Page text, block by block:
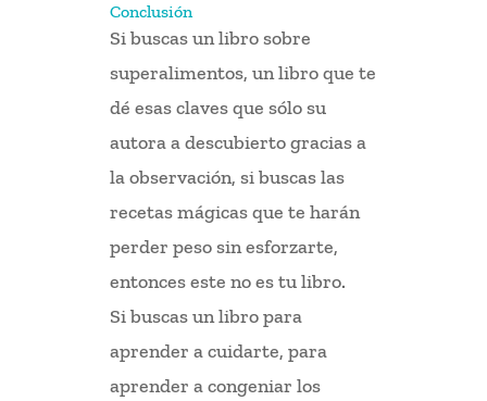
Conclusión
Si buscas un libro sobre
superalimentos, un libro que te
dé esas claves que sólo su
autora a descubierto gracias a
la observación, si buscas las
recetas mágicas que te harán
perder peso sin esforzarte,
entonces este no es tu libro.
Si buscas un libro para
aprender a cuidarte, para
aprender a congeniar los